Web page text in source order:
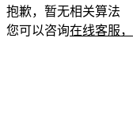
抱歉，暂无相关算法
您可以咨询在线客服，